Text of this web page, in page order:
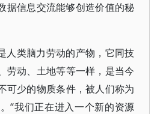
信息交流能够创造价值的秘
人类脑力劳动的产物，它同技
劳动、土地等等一样，是当今
可少的物质条件，被人们称为
“我们正在进入一个新的资源